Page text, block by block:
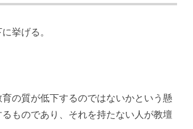
挙げる。
の質が低下するのではないかという懸
ものであり、それを持たない人が教壇